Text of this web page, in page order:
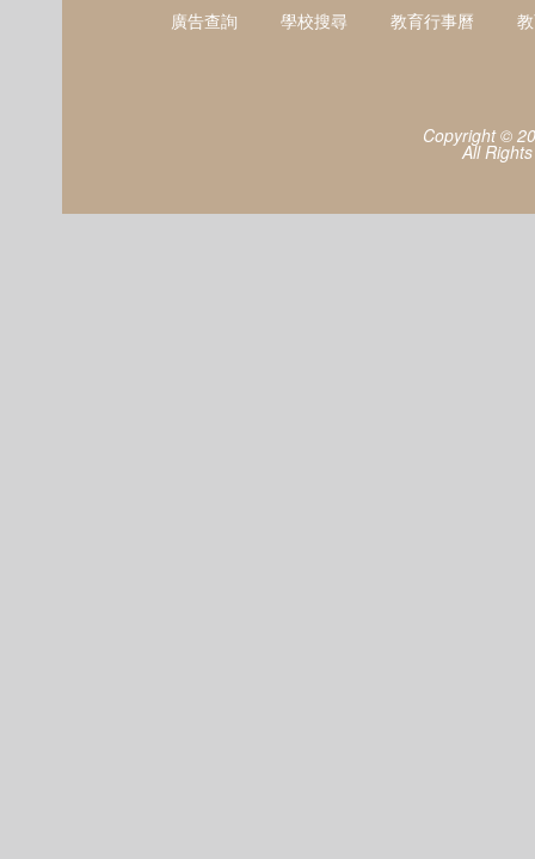
廣告查詢 學校搜尋 教育行事曆
Copyright ©
All